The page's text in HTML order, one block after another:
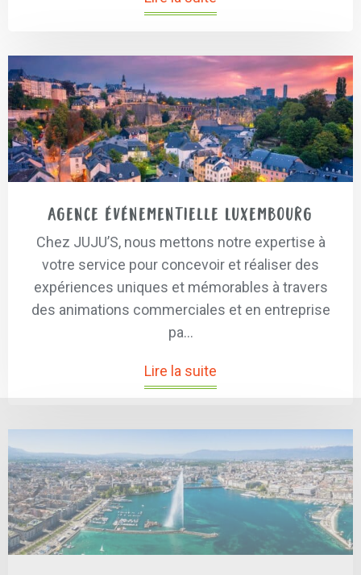
Agence événementielle Luxembourg
Chez JUJU’S, nous mettons notre expertise à
votre service pour concevoir et réaliser des
expériences uniques et mémorables à travers
des animations commerciales et en entreprise
pa...
Lire la suite